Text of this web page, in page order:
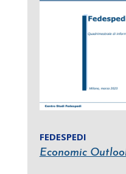
FEDESPEDI
Economic